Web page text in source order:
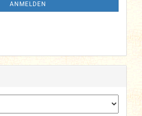
ANMELDEN